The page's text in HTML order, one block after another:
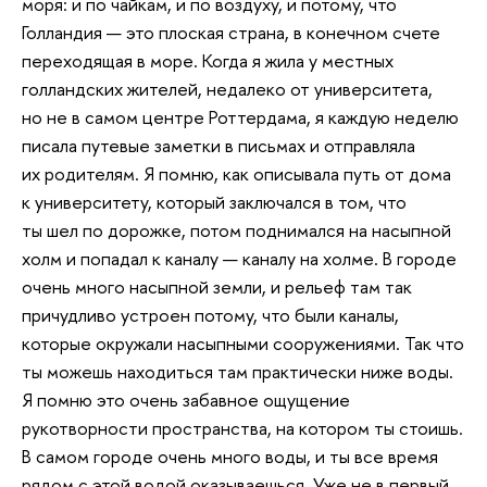
Голландия — это плоская страна, в конечном счете
переходящая в море. Когда я жила у местных
голландских жителей, недалеко от университета,
но не в самом центре Роттердама, я каждую неделю
писала путевые заметки в письмах и отправляла
их родителям. Я помню, как описывала путь от дома
к университету, который заключался в том, что
ты шел по дорожке, потом поднимался на насыпной
холм и попадал к каналу — каналу на холме. В городе
очень много насыпной земли, и рельеф там так
причудливо устроен потому, что были каналы,
которые окружали насыпными сооружениями. Так что
ты можешь находиться там практически ниже воды.
Я помню это очень забавное ощущение
рукотворности пространства, на котором ты стоишь.
В самом городе очень много воды, и ты все время